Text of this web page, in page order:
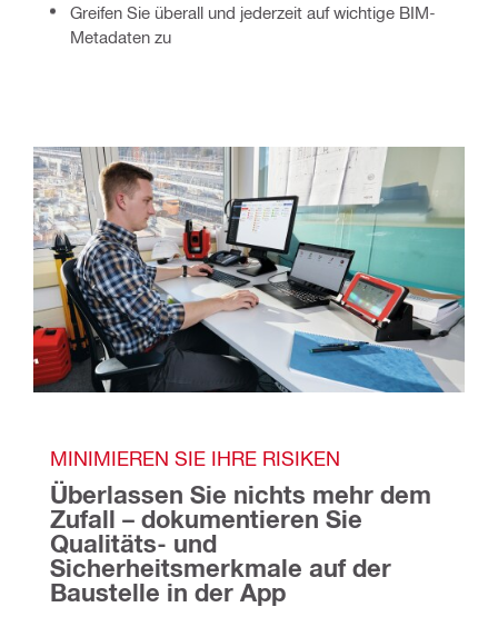
Greifen Sie überall und jederzeit auf wichtige BIM-
Metadaten zu
MINIMIEREN SIE IHRE RISIKEN
Überlassen Sie nichts mehr dem
Zufall – dokumentieren Sie
Qualitäts- und
Sicherheitsmerkmale auf der
Baustelle in der App